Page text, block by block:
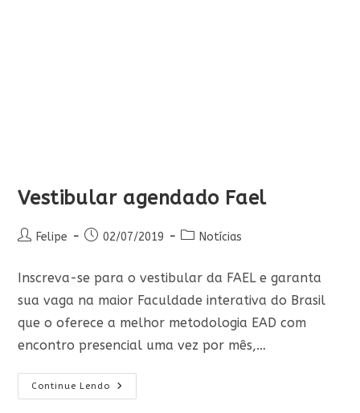
Vestibular agendado Fael
AutorFelipe
Post02/07/2019
Categoria
Notícias
Inscreva-se para o vestibular da FAEL e garanta
sua vaga na maior Faculdade interativa do Brasil
que o oferece a melhor metodologia EAD com
encontro presencial uma vez por mês,…
Continue Lendo
Vestibular
Agendado